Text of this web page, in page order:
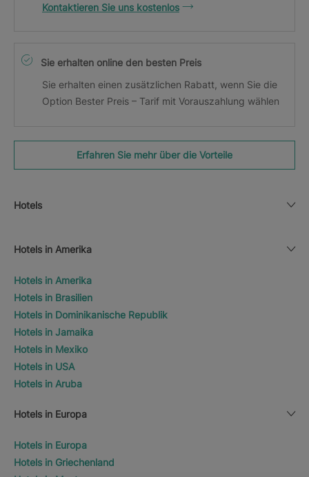
Kontaktieren Sie uns kostenlos
Sie erhalten online den besten Preis
Sie erhalten einen zusätzlichen Rabatt, wenn Sie die
Option Bester Preis – Tarif mit Vorauszahlung wählen
Erfahren Sie mehr über die Vorteile
Hotels
Hotels in Amerika
Hotels in Amerika
Hotels in Brasilien
Hotels in Dominikanische Republik
Hotels in Jamaika
Hotels in Mexiko
Hotels in USA
Hotels in Aruba
Hotels in Europa
Hotels in Europa
Hotels in Griechenland